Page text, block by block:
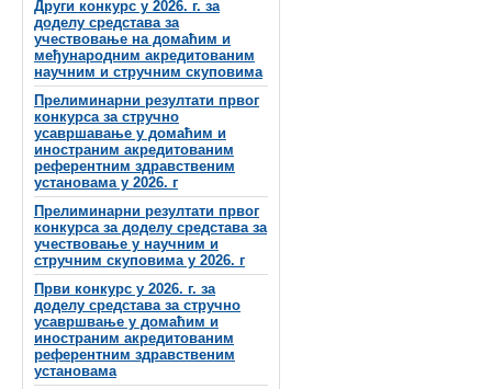
Други конкурс у 2026. г. за
доделу средстава за
учествовање на домаћим и
међународним акредитованим
научним и стручним скуповима
Прелиминарни резултати првог
конкурса за стручно
усавршавање у домаћим и
иностраним акредитованим
референтним здравственим
установама у 2026. г
Прелиминарни резултати првог
конкурса за доделу средстава за
учествовање у научним и
стручним скуповима у 2026. г
Први конкурс у 2026. г. за
доделу средстава за стручно
усавршвање у домаћим и
иностраним акредитованим
референтним здравственим
установама